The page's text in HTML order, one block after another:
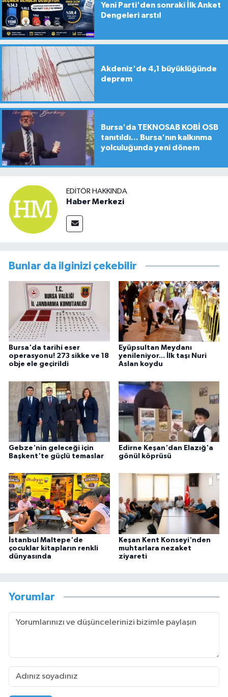
Yeni Parti'den sonraki İlk Anket
Dengeleri arstı!
Akdeniz'de 4,1 büyüklüğünde
deprem
Bursa'da TEKNOSAB KOBİ OSB
tanıtıldı... Bursa'nın kalkınma
yolculuğunda yeni dönem
EDITÖR HAKKINDA
Haber Merkezi
Bunlar da ilginizi çekebilir
Bursa'da tarihi eser
operasyonu! 273 sikke ve 18
obje ele geçirildi
Eyüpsultan Meydanı
yenileniyor... İlk taşı Nuri
Aslan koydu
Gebze'nin geleceği için
Başkent'te güçlü temaslar
Edirne Keşan'dan Elazığ'a
gönül köprüsü
İstanbul Maltepe'de
çocuklar kitapların renkli
dünyasında
Keşan Kent Konseyi'nden
muhtarlara nezaket
ziyareti
Yorumlar